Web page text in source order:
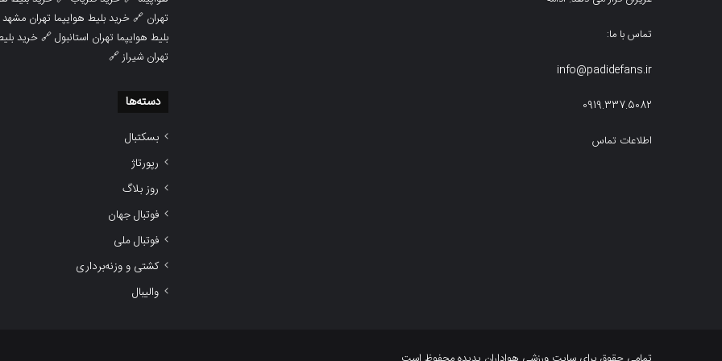
تماس با ما:
info@padidefans.ir
0919.337.5082
اطلاعات تماس
تهران 🔗خرید بلیط هوایپما تهران مشهد
بلیط هوایپما تهران استانبول🔗خرید
تهران شیراز🔗
دسته‌ها
بسکتبال
رپورتاژ
روز بلاگ
فوتبال جهان
فوتبال ملی
کشتی و وزنه‌برداری
والیبال